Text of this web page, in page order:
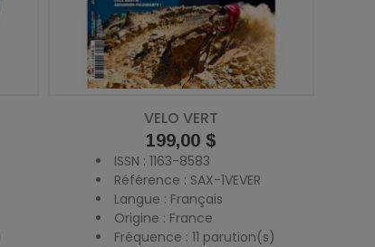
VELO VERT
Prix
199,00 $
ISSN : 1163-8583
Référence : SAX-1VEVER
Langue : Français
Origine : France
Fréquence : 11 parution(s)